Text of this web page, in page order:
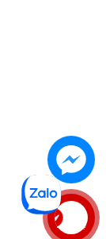
Liên hệ